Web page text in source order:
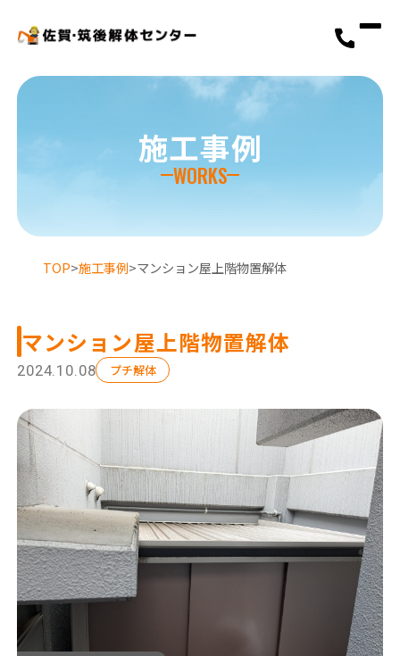
選ばれる理由 初めての方へ
会社概要
施工事例 相談会/イベント
現場ブログ お客様の声
補助金情報
施工事例
WORKS
TOP>施工事例>マンション屋上階物置解体
マンション屋上階物置解体
2024.10.08 プチ解体